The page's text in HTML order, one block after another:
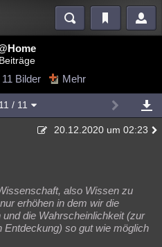
Videos
Mystery Kriminalfälle
Esoterik Literatur
11 Bilder Mehr
11 / 11
20.12.2020 um 02:23
also Wissen zu
erhöhen in dem wir die
die Wahrscheinlichkeit (zur
Entdeckung) so gut wie möglich